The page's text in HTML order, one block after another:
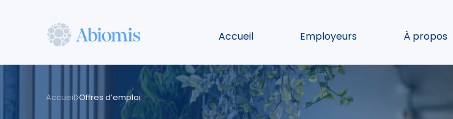
Accueil Employeurs À propos
Accueil Offres d’emploi